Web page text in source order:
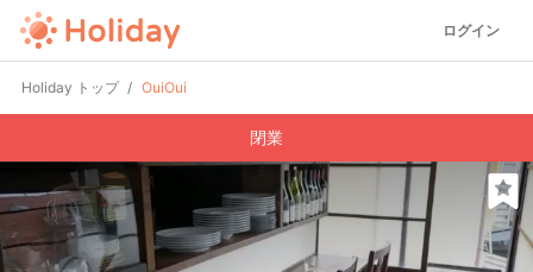
ログイン
Holiday トップ OuiOui
閉業